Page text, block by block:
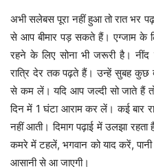
अभी सलेबस पूरा नहीं हुआ तो रात भर
से आप बीमार पड़ सकते हैं। एग्जाम के
रहने के लिए सोना भी जरूरी है।
रात्रि देर तक पढ़ते हैं। उन्हें सुबह कुछ
से कम लें। यदि आप जल्दी सो जाते हैं
दिन में 1 घंटा आराम कर लें। कई बार
नहीं आती। दिमाग पढ़ाई में उलझा
कमरे में टहलें, भगवान को याद करें,
आसानी से आ जाएगी।